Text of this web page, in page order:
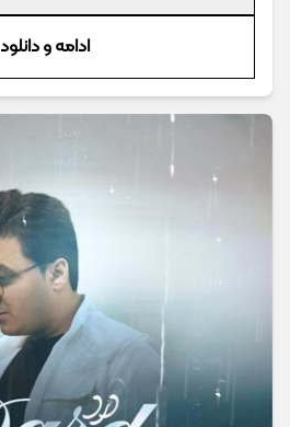
ادامه و دانلود